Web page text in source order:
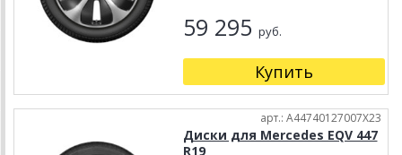
59 295 руб.
Купить
арт.: A44740127007X23
Диски для Mercedes EQV 447
R19